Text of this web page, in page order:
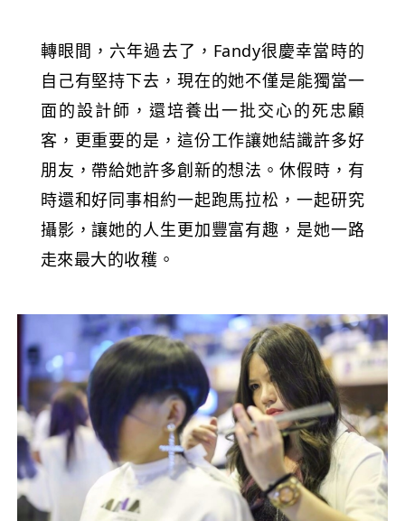
轉眼間，六年過去了，Fandy很慶幸當時的
自己有堅持下去，現在的她不僅是能獨當一
面的設計師，還培養出一批交心的死忠顧
客，更重要的是，這份工作讓她結識許多好
朋友，帶給她許多創新的想法。休假時，有
時還和好同事相約一起跑馬拉松，一起研究
攝影，讓她的人生更加豐富有趣，是她一路
走來最大的收穫。